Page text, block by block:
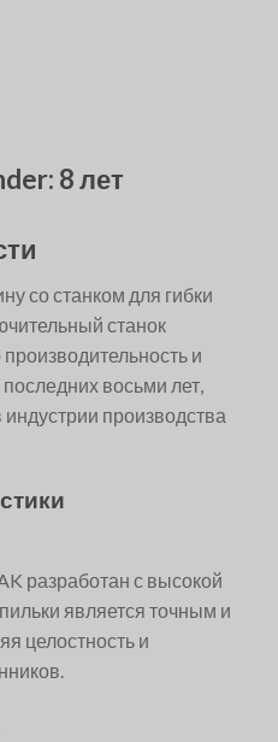
8 лет
со станком для гибки
станок
и
восьми лет,
производства
разработан с высокой
является точным и
целостность и